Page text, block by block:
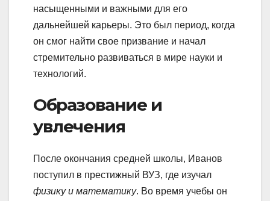
насыщенными и важными для его
дальнейшей карьеры. Это был период, когда
он смог найти свое призвание и начал
стремительно развиваться в мире науки и
технологий.
Образование и
увлечения
После окончания средней школы, Иванов
поступил в престижный ВУЗ, где изучал
физику и математику. Во время учебы он